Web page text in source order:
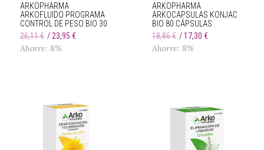
ARKOPHARMA
ARKOFLUIDO PROGRAMA
CONTROL DE PESO BIO 30
AMPOLLAS
26,11 € 23,95 €
Ahorre: 8%
ARKOPHARMA
ARKOCAPSULAS KONJAC
BIO 80 CÁPSULAS
18,86 €
17,30 €
Ahorre: 8%